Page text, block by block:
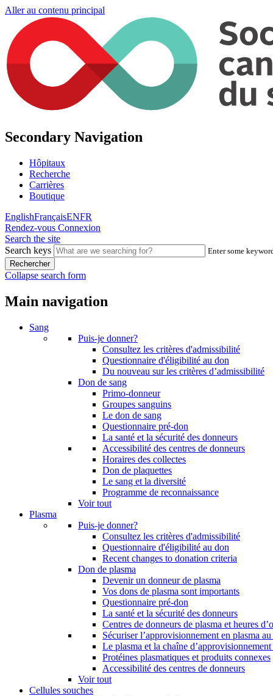
Aller au contenu principal
Secondary Navigation
Hôpitaux
Recherche
Carrières
Boutique
EnglishFrançaisENFR
Rendez-vous Connexion
Search the site
Search keys
Enter some
Collapse search form
Main navigation
Sang
Puis-je donner?
Consultez les critères d'admissibilité
Questionnaire d'éligibilité au don
Du nouveau sur les critères d’admissibilité
Don de sang
Primo-donneur
Groupes sanguins
Le don de sang
Questionnaire pré-don
La santé et la sécurité des donneurs
Accessibilité des centres de donneurs
Horaires des collectes
Don de plaquettes
Le sang et la diversité
Programme de reconnaissance
Voir tout
Plasma
Puis-je donner?
Consultez les critères d'admissibilité
Questionnaire d'éligibilité au don
Recent changes to donation criteria
Don de plasma
Devenir un donneur de plasma
Vos dons de plasma sont importants
Questionnaire pré-don
La santé et la sécurité des donneurs
Centres de donneurs de plasma et heures
Sécuriser l’approvisionnement en plasma au
Le plasma et la chaîne d’approvisionnement
Protéines plasmatiques et produits connexes
Accessibilité des centres de donneurs
Voir tout
Cellules souches